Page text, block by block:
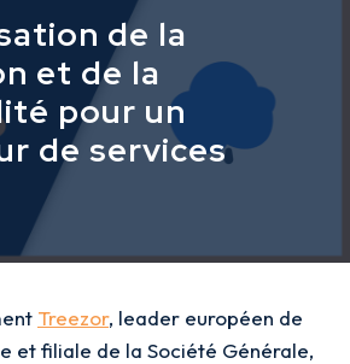
de la
et de la
pour un
de services
Treezor, leader européen de
et filiale de la Société Générale,